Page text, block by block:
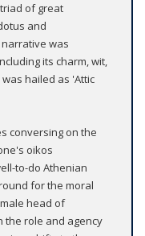
of great
and
was
its charm, wit,
hailed as 'Attic
conversing on the
oikos
to-do Athenian
for the moral
head of
the role and agency